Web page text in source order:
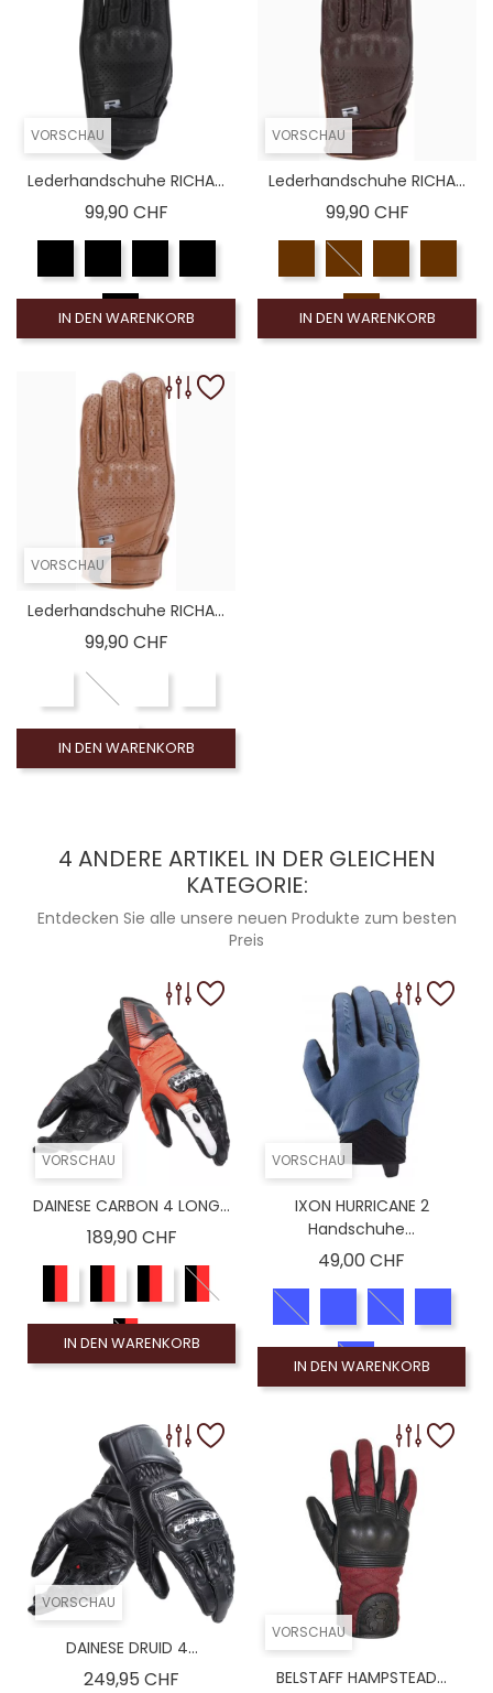
VORSCHAU
Lederhandschuhe RICHA...
99,90 CHFPreis
IN DEN WARENKORB
VORSCHAU
Lederhandschuhe RICHA...
99,90 CHFPreis
IN DEN WARENKORB
VORSCHAU
Lederhandschuhe RICHA...
99,90 CHFPreis
IN DEN WARENKORB
4 ANDERE ARTIKEL IN DER GLEICHEN
KATEGORIE:
Entdecken Sie alle unsere neuen Produkte zum besten
Preis
VORSCHAU
DAINESE CARBON 4 LONG...
189,90 CHFPreis
IN DEN WARENKORB
VORSCHAU
IXON HURRICANE 2
Handschuhe...
49,00 CHF
IN DEN WARENKORB
VORSCHAU
DAINESE DRUID 4...
249,95 CHF
VORSCHAU
BELSTAFF HAMPSTEAD...